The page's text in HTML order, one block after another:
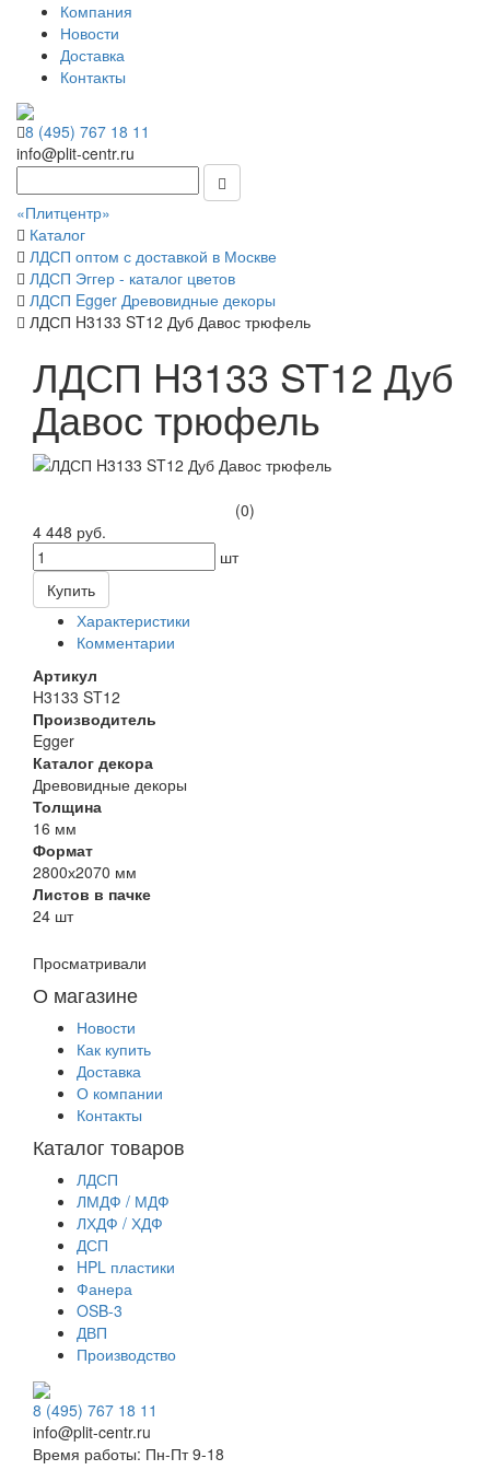
Компания
Новости
Доставка
Контакты
8 (495) 767 18 11
info@plit-centr.ru
«Плитцентр»
Каталог
ЛДСП оптом с доставкой в Москве
ЛДСП Эггер - каталог цветов
ЛДСП Egger Древовидные декоры
ЛДСП H3133 ST12 Дуб Давос трюфель
ЛДСП H3133 ST12 Дуб
Давос трюфель
(0)
4 448 руб.
шт
Купить
Характеристики
Комментарии
Артикул
H3133 ST12
Производитель
Egger
Каталог декора
Древовидные декоры
Толщина
16 мм
Формат
2800х2070 мм
Листов в пачке
24 шт
Просматривали
О магазине
Новости
Как купить
Доставка
О компании
Контакты
Каталог товаров
ЛДСП
ЛМДФ / МДФ
ЛХДФ / ХДФ
ДСП
HPL пластики
Фанера
OSB-3
ДВП
Производство
8 (495) 767 18 11
info@plit-centr.ru
Время работы: Пн-Пт 9-18